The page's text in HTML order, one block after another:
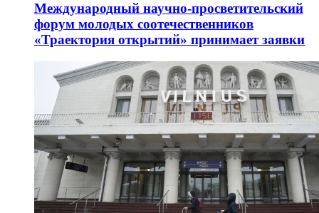
Международный научно-просветительский
форум молодых соотечественников
«Траектория открытий» принимает заявки